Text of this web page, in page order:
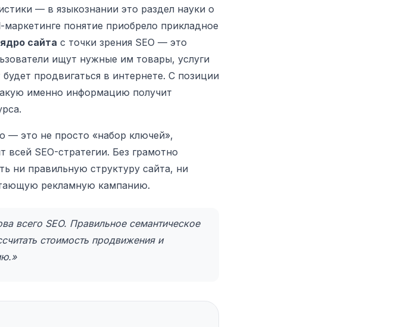
— в языкознании это раздел науки о
понятие приобрело прикладное
сайта с точки зрения SEO — это
ищут нужные им товары, услуги
продвигаться в интернете. С позиции
именно информацию получит
— это не просто «набор ключей»,
SEO-стратегии. Без грамотно
ни правильную структуру сайта, ни
рекламную кампанию.
всего SEO. Правильное семантическое
стоимость продвижения и